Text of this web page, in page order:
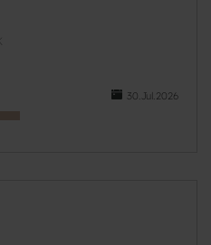
30.Jul.2026